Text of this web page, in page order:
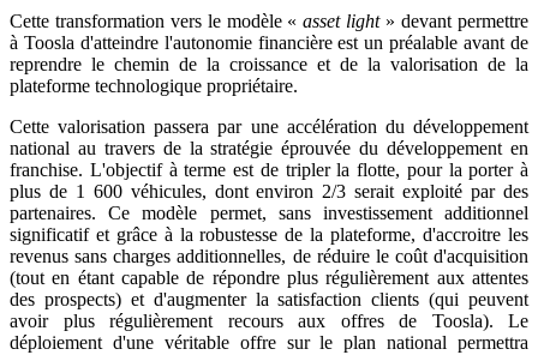
Cette transformation vers le modèle «asset light » devant permettre
à Toosla d'atteindre l'autonomie financière est un préalable avant de
reprendre le chemin de la croissance et de la valorisation de la
plateforme technologique propriétaire.
Cette valorisation passera par une accélération du développement
national au travers de la stratégie éprouvée du développement en
franchise. L'objectif à terme est de tripler la flotte, pour la porter à
plus de 1 600 véhicules, dont environ 2/3 serait exploité par des
partenaires. Ce modèle permet, sans investissement additionnel
significatif et grâce à la robustesse de la plateforme, d'accroitre les
revenus sans charges additionnelles, de réduire le coût d'acquisition
(tout en étant capable de répondre plus régulièrement aux attentes
des prospects) et d'augmenter la satisfaction clients (qui peuvent
avoir plus régulièrement recours aux offres de Toosla). Le
déploiement d'une véritable offre sur le plan national permettra